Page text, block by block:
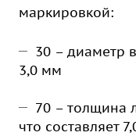
маркировкой:
30 – диаметр
3,0 мм
70 – толщина
что составляет